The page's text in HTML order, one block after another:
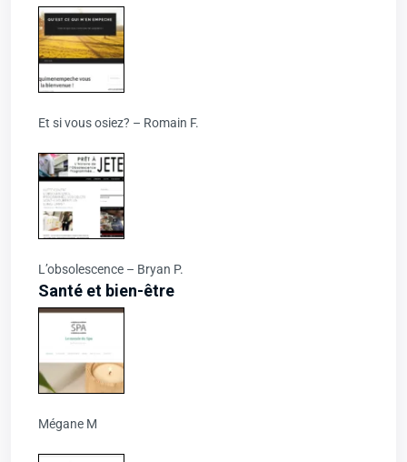
Et si vous osiez? – Romain F.
L’obsolescence – Bryan P.
Santé et bien-être
Mégane M